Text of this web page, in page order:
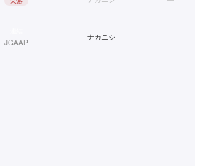
JGAAP
ナカニシ —